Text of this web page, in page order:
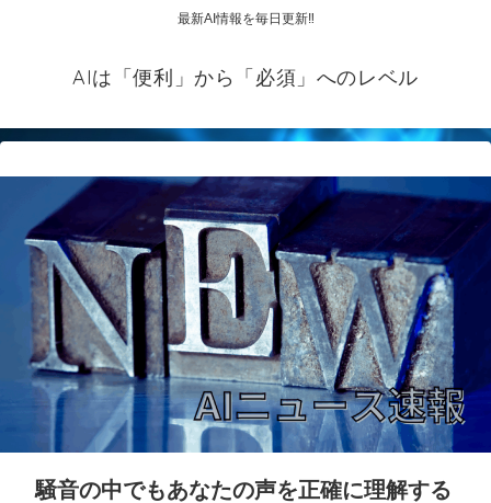
最新AI情報を毎日更新‼
AIは「便利」から「必須」へのレベル
騒音の中でもあなたの声を正確に理解する